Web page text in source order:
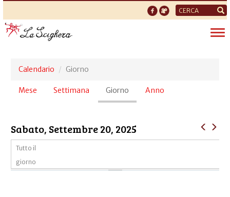
Form
di
ricerca
Calendario Giorno
Schede
Mese Settimana Giorno (scheda
attiva)
Anno
Sabato, Settembre 20, 2025
Tutto il
giorno